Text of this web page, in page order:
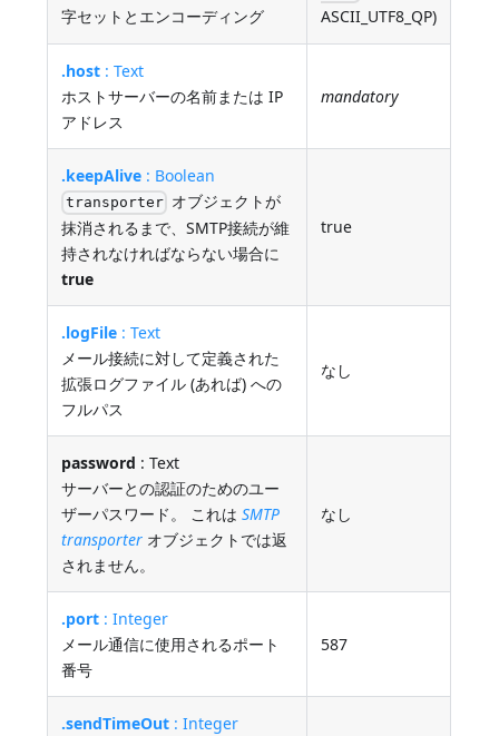
字セットとエンコーディング
ASCII_UTF8_QP)
.host : Text
ホストサーバーの名前または IP
アドレス
mandatory
.keepAlive : Boolean
transporter オブジェクトが
抹消されるまで、SMTP接続が維
持されなければならない場合に
true
true
.logFile : Text
メール接続に対して定義された
拡張ログファイル (あれば) への
フルパス
なし
password : Text
サーバーとの認証のためのユー
ザーパスワード。 これはSMTP
transporter オブジェクトでは返
されません。
なし
.port : Integer
メール通信に使用されるポート
番号
587
.sendTimeOut : Integer